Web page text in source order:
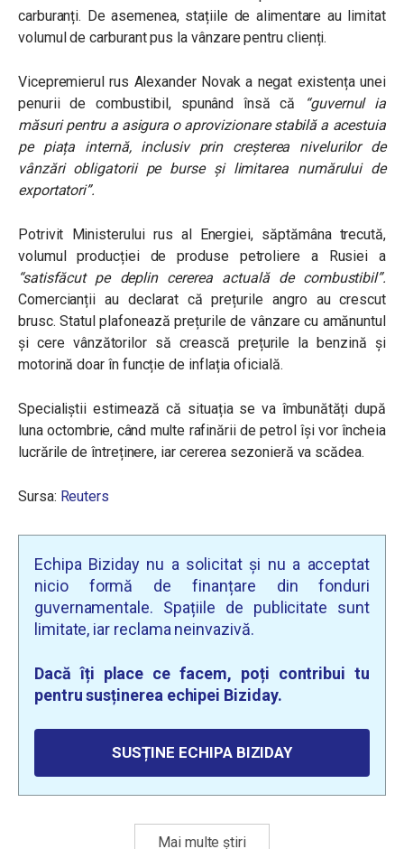
carburanți. De asemenea, stațiile de alimentare au limitat
volumul de carburant pus la vânzare pentru clienți.
Vicepremierul rus Alexander Novak a negat existența unei
penurii de combustibil, spunând însă că “guvernul ia
măsuri pentru a asigura o aprovizionare stabilă a acestuia
pe piața internă, inclusiv prin creșterea nivelurilor de
vânzări obligatorii pe burse și limitarea numărului de
exportatori”.
Potrivit Ministerului rus al Energiei, săptămâna trecută,
volumul producției de produse petroliere a Rusiei a
“satisfăcut pe deplin cererea actuală de combustibil”.
Comercianții au declarat că prețurile angro au crescut
brusc. Statul plafonează prețurile de vânzare cu amănuntul
și cere vânzătorilor să crească prețurile la benzină și
motorină doar în funcție de inflația oficială.
Specialiștii estimează că situația se va îmbunătăți după
luna octombrie, când multe rafinării de petrol își vor încheia
lucrările de întreținere, iar cererea sezonieră va scădea.
Sursa: Reuters
Echipa Biziday nu a solicitat și nu a acceptat
nicio formă de finanțare din fonduri
guvernamentale. Spațiile de publicitate sunt
limitate, iar reclama neinvazivă.
Dacă îți place ce facem, poți contribui tu
pentru susținerea echipei Biziday.
SUSȚINE ECHIPA BIZIDAY
Mai multe știri